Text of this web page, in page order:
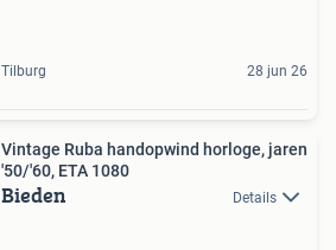
Tilburg 28 jun 26
Vintage Ruba handopwind horloge, jaren
'50/'60, ETA 1080
Bieden Details